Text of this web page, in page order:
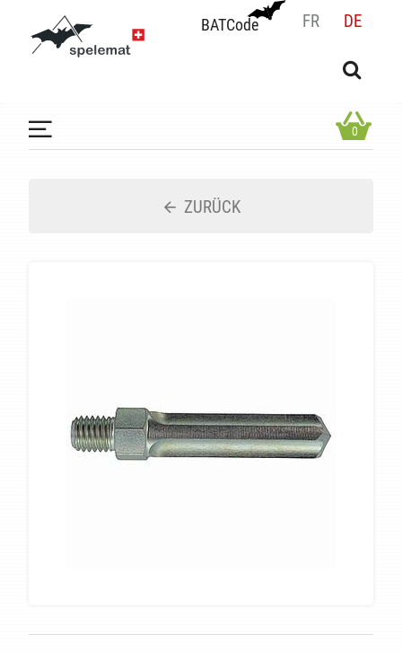
BATCode FR DE
BATCode
OK
0
ZURÜCK